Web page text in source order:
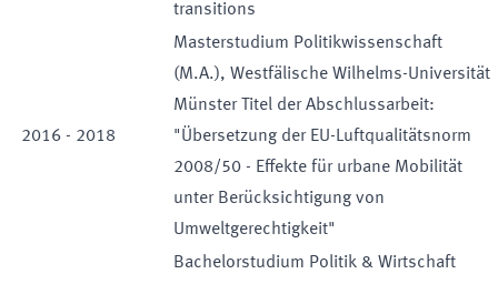
transitions
2016 - 2018
Masterstudium Politikwissenschaft
(M.A.), Westfälische Wilhelms-Universität
Münster Titel der Abschlussarbeit:
"Übersetzung der EU-Luftqualitätsnorm
2008/50 - Effekte für urbane Mobilität
unter Berücksichtigung von
Umweltgerechtigkeit"
Bachelorstudium Politik & Wirtschaft